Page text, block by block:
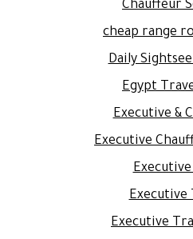
Chauffeur
cheap range
Daily
Egypt
Executive &
Executive
Executive
Executive